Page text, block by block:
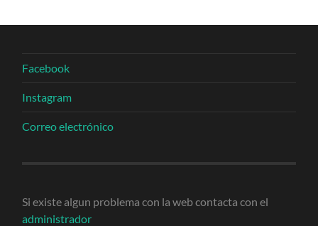
Facebook
Instagram
Correo electrónico
Si existe algun problema con la web contacta con el
administrador